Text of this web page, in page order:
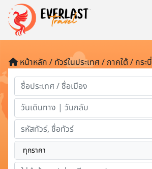
หน้าหลัก / ทัวร์ในประเทศ / ภาคใต้ / กระบี่